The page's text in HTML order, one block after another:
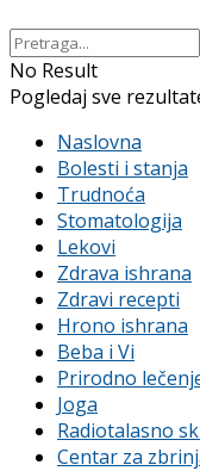
No Result
Pogledaj sve
Naslovna
Bolesti i stanja
Trudnoća
Stomatologija
Lekovi
Zdrava ishrana
Zdravi recepti
Hrono ishrana
Beba i Vi
Prirodno
Joga
Radiotalasno
Centar za